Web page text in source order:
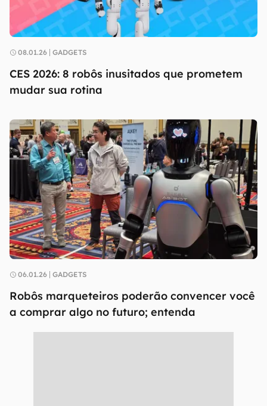
08.01.26 GADGETS
CES 2026: 8 robôs inusitados que prometem
mudar sua rotina
06.01.26 GADGETS
Robôs marqueteiros poderão convencer você
a comprar algo no futuro; entenda